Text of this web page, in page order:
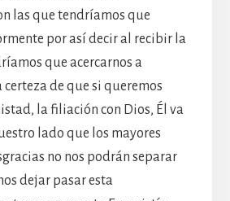
las que tendríamos que
por así decir al recibir la
que acercarnos a
de que si queremos
la filiación con Dios, Él va
lado que los mayores
no nos podrán separar
dejar pasar esta